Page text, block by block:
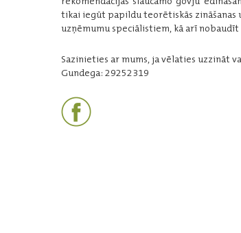
tikai iegūt papildu teorētiskās zināšanas
uzņēmumu speciālistiem, kā arī nobaudīt
Sazinieties ar mums, ja vēlaties uzzināt
Gundega: 29252319